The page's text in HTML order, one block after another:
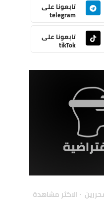
تابعونا على
telegram
تابعونا على
tikTok
الاكثر مشاهدة